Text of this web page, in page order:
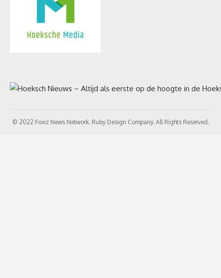
© 2022 Foxiz News Network. Ruby Design Company. All Rights Reserved.